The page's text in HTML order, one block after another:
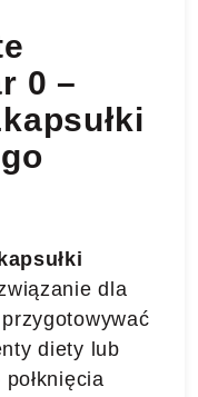
0 –
dla
diety lub